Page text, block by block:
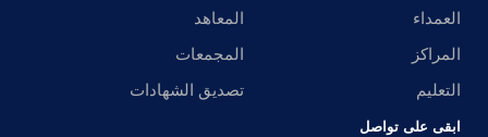
العمداء
المعاهد
المراكز
المجمعات
التعليم
تصديق الشهادات
ابقى على تواصل